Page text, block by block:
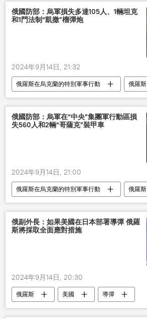
俄國防部：烏軍損失多達105人、1輛坦克
和1門法制“凱撒”榴彈炮
2024年9月14日, 21:32
俄羅斯在烏克蘭的特別軍事行動
俄羅斯
烏軍
俄國防部：烏軍在“中央”集團軍行動區損
失560人和2輛“哥薩克”裝甲車
2024年9月14日, 21:00
俄羅斯在烏克蘭的特別軍事行動
俄羅斯
烏軍
俄副外長：如果美國在日本部署導彈 俄羅
斯將採取全面應對措施
2024年9月14日, 20:30
俄羅斯 美國 導彈